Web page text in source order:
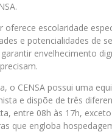
escolaridade
e potencialidades de
envelhecimento
o CENSA possui uma
e dispõe de três
entre 08h às 17h,
que engloba